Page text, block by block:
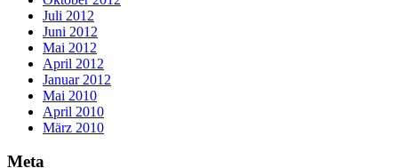
Juli 2012
Juni 2012
Mai 2012
April 2012
Januar 2012
Mai 2010
April 2010
März 2010
Meta